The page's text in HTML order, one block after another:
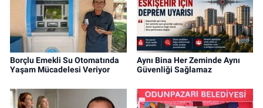
Borçlu Emekli Su Otomatında
Yaşam Mücadelesi Veriyor
Aynı Bina Her Zeminde Aynı
Güvenliği Sağlamaz